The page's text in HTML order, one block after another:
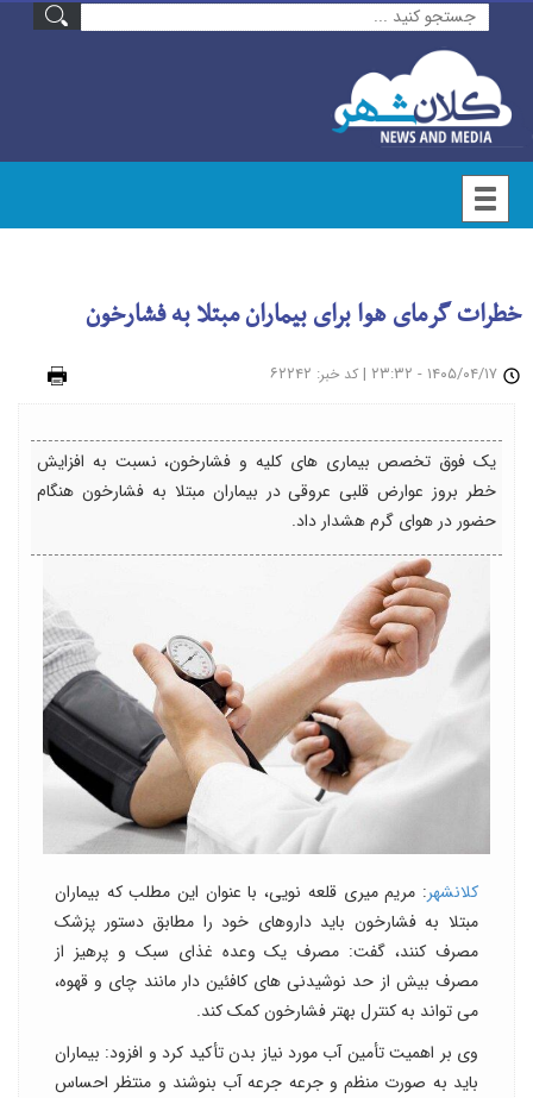
خطرات گرمای هوا برای بیماران مبتلا به فشارخون
| کد خبر: ۶۲۲۴۲
یک فوق تخصص بیماری های کلیه و فشارخون، نسبت به افزایش
خطر بروز عوارض قلبی عروقی در بیماران مبتلا به فشارخون هنگام
حضور در هوای گرم هشدار داد.
کلانشهر: مریم میری قلعه نویی، با عنوان این مطلب که بیماران
مبتلا به فشارخون باید داروهای خود را مطابق دستور پزشک
مصرف کنند، گفت: مصرف یک وعده غذای سبک و پرهیز از
مصرف بیش از حد نوشیدنی های کافئین دار مانند چای و قهوه،
می تواند به کنترل بهتر فشارخون کمک کند.
وی بر اهمیت تأمین آب مورد نیاز بدن تأکید کرد و افزود: بیماران
باید به صورت منظم و جرعه جرعه آب بنوشند و منتظر احساس